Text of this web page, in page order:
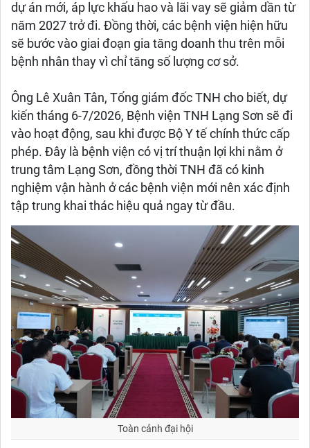
dự án mới, áp lực khấu hao và lãi vay sẽ giảm dần từ
năm 2027 trở đi. Đồng thời, các bệnh viện hiện hữu
sẽ bước vào giai đoạn gia tăng doanh thu trên mỗi
bệnh nhân thay vì chỉ tăng số lượng cơ sở.
Ông Lê Xuân Tân, Tổng giám đốc TNH cho biết, dự
kiến tháng 6-7/2026, Bệnh viện TNH Lạng Sơn sẽ đi
vào hoạt động, sau khi được Bộ Y tế chính thức cấp
phép. Đây là bệnh viện có vị trí thuận lợi khi nằm ở
trung tâm Lạng Sơn, đồng thời TNH đã có kinh
nghiệm vận hành ở các bệnh viện mới nên xác định
tập trung khai thác hiệu quả ngay từ đầu.
Toàn cảnh đại hội